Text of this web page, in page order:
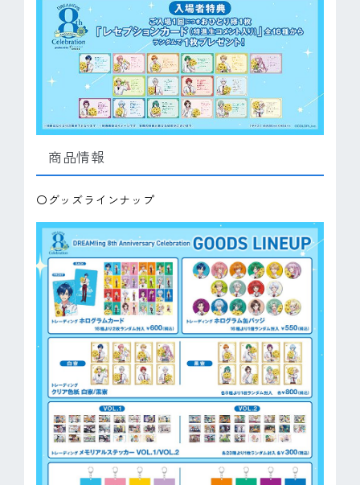
商品情報
〇グッズラインナップ